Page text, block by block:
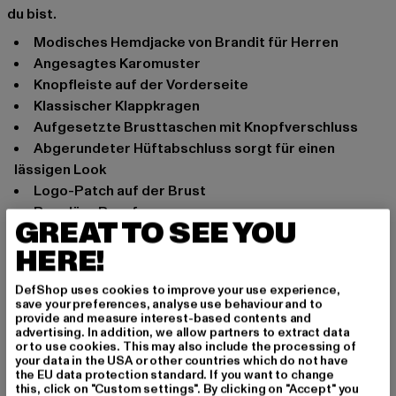
du bist.
Modisches Hemdjacke von Brandit für Herren
Angesagtes Karomuster
Knopfleiste auf der Vorderseite
Klassischer Klappkragen
Aufgesetzte Brusttaschen mit Knopfverschluss
Abgerundeter Hüftabschluss sorgt für einen
lässigen Look
Logo-Patch auf der Brust
Reguläre Passform
Anlass: Alltag
Ausschnitt: Klappkragen
Ärmelart: Langarm
Verschlussarten: Knopfleiste
Marke: Brandit
Kat.: Übergangsjacken
Farbe: schwarz
Hersteller Farbe: black/grey
GREAT TO SEE YOU
HERE!
DefShop uses cookies to improve your use experience,
save your preferences, analyse use behaviour and to
provide and measure interest-based contents and
advertising. In addition, we allow partners to extract data
or to use cookies. This may also include the processing of
your data in the USA or other countries which do not have
the EU data protection standard. If you want to change
this, click on "Custom settings". By clicking on "Accept" you